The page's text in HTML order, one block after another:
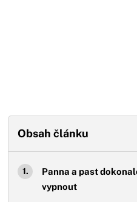
Obsah článku
Panna a past
vypnout